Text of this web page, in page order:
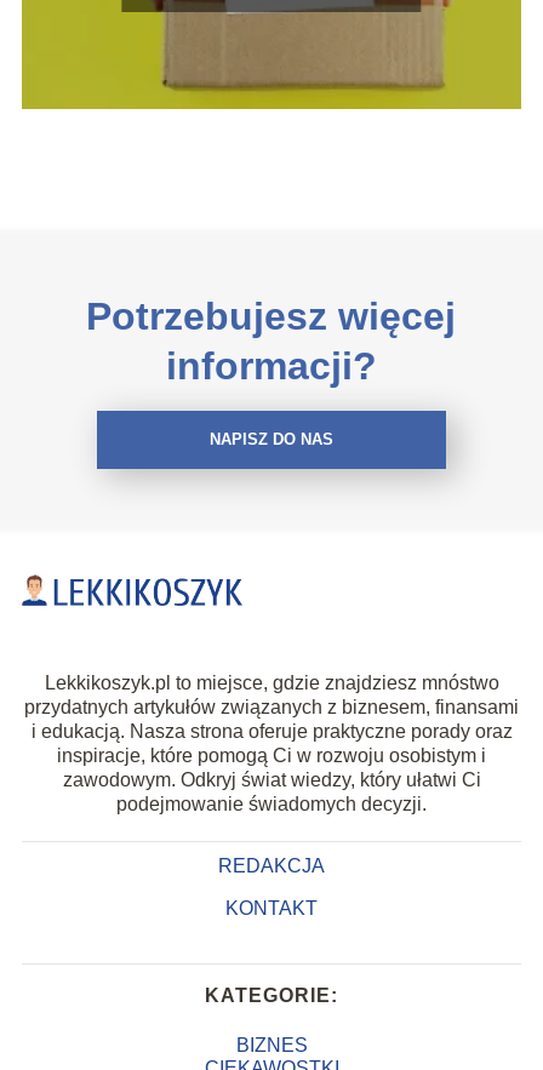
Potrzebujesz więcej
informacji?
NAPISZ DO NAS
Lekkikoszyk.pl to miejsce, gdzie znajdziesz mnóstwo
przydatnych artykułów związanych z biznesem, finansami
i edukacją. Nasza strona oferuje praktyczne porady oraz
inspiracje, które pomogą Ci w rozwoju osobistym i
zawodowym. Odkryj świat wiedzy, który ułatwi Ci
podejmowanie świadomych decyzji.
REDAKCJA
KONTAKT
KATEGORIE:
BIZNES